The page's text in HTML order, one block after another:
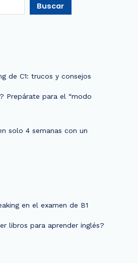
Buscar
de C1: trucos y consejos
Prepárate para el “modo
solo 4 semanas con un
en el examen de B1
libros para aprender inglés?